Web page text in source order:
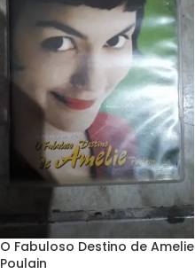
O Fabuloso Destino de Amelie
Poulain